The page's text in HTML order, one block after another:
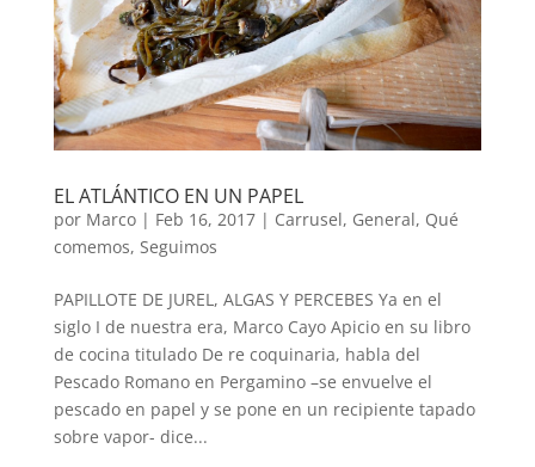
EL ATLÁNTICO EN UN PAPEL
por Marco| Feb 16, 2017| Carrusel, General, Qué
comemos, Seguimos
PAPILLOTE DE JUREL, ALGAS Y PERCEBES Ya en el
siglo I de nuestra era, Marco Cayo Apicio en su libro
de cocina titulado De re coquinaria, habla del
Pescado Romano en Pergamino –se envuelve el
pescado en papel y se pone en un recipiente tapado
sobre vapor- dice...